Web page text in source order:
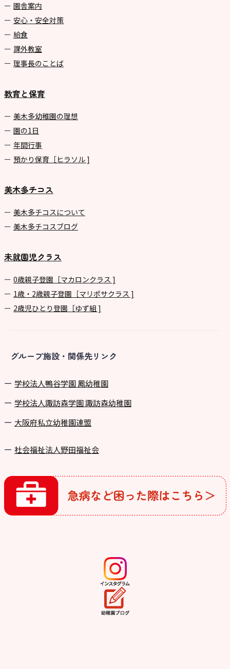
園舎案内
安心・安全対策
給食
課外教室
理事長のことば
教育と保育
美⽊多幼稚園の理想
園の1⽇
年間⾏事
預かり保育［ヒラソル ]
美木多チコス
美⽊多チコスについて
美⽊多チコスブログ
未就園児クラス
0歳親子登園［マカロンクラス ]
1歳・2歳親子登園［マリポサクラス ]
2歳児ひとり登園［ゆず組 ]
グループ施設・関係先リンク
学校法⼈鴨⾕学園 鳳幼稚園
学校法⼈諏訪森学園 諏訪森幼稚園
⼤阪府私⽴幼稚園連盟
社会福祉法人野田福祉会